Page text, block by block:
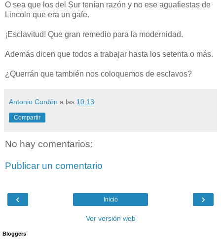
O sea que los del Sur tenían razón y no ese aguafiestas de
Lincoln que era un gafe.
¡Esclavitud! Que gran remedio para la modernidad.
Además dicen que todos a trabajar hasta los setenta o más.
¿Querrán que también nos coloquemos de esclavos?
Antonio Cordón a las 10:13
Compartir
No hay comentarios:
Publicar un comentario
‹ ›
Inicio
Ver versión web
Bloggers